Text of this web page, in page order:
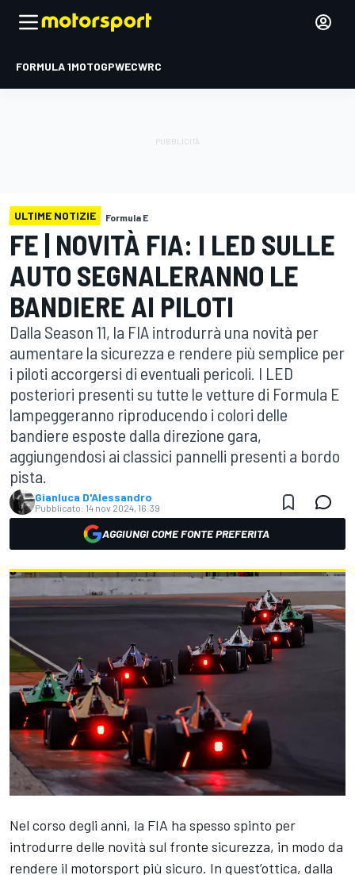
FORMULA 1MOTOGPWECWRC
ULTIME NOTIZIE Formula E
FE | NOVITÀ FIA: I LED SULLE
AUTO SEGNALERANNO LE
BANDIERE AI PILOTI
Dalla Season 11, la FIA introdurrà una novità per
aumentare la sicurezza e rendere più semplice per
i piloti accorgersi di eventuali pericoli. I LED
posteriori presenti su tutte le vetture di Formula E
lampeggeranno riproducendo i colori delle
bandiere esposte dalla direzione gara,
aggiungendosi ai classici pannelli presenti a bordo
pista.
Gianluca D'Alessandro
Pubblicato: 14 nov 2024, 16:39
AGGIUNGI COME FONTE PREFERITA
Nel corso degli anni, la FIA ha spesso spinto per
introdurre delle novità sul fronte sicurezza, in modo da
rendere il motorsport più sicuro. In quest’ottica, dalla